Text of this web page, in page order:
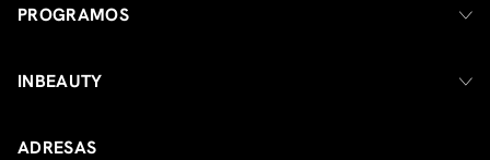
PROGRAMOS
INBEAUTY
ADRESAS